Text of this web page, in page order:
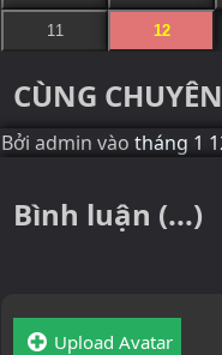
11 12
CÙNG
Bởi admin vào tháng 1
Bình luận (...)
Upload Avatar